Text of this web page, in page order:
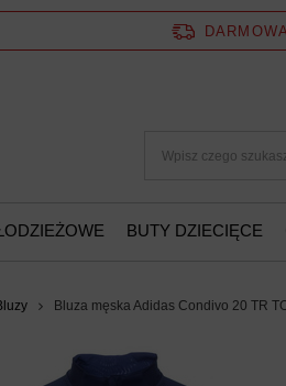
BUTY DZIECIĘCE
Bluza męska Adidas Condivo 20 TR